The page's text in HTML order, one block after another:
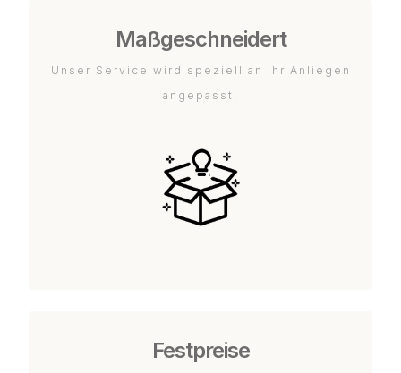
Maßgeschneidert
Unser Service wird speziell an Ihr Anliegen
angepasst.
Festpreise